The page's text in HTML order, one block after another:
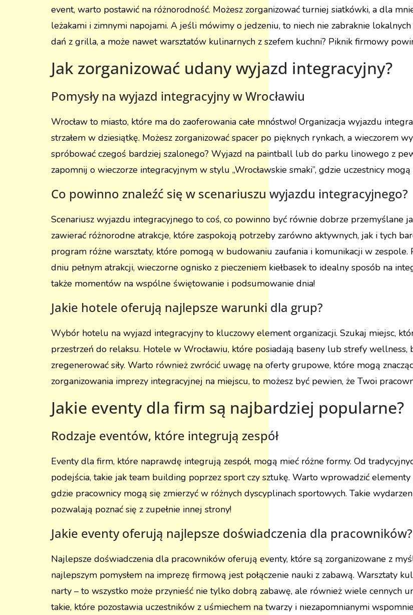
event, warto postawić na różnorodność. Możesz zorganizować turniej siatkówki, a dla
leżakami i zimnymi napojami. A jeśli mówimy o jedzeniu, to niech nie zabraknie
dań z grilla, a może nawet warsztatów kulinarnych z szefem kuchni? Piknik firmowy
Jak zorganizować udany wyjazd integracyjny?
Pomysły na wyjazd integracyjny w Wrocławiu
Wrocław to miasto, które ma do zaoferowania całe mnóstwo! Organizacja wyjazdu
strzałem w dziesiątkę. Możesz zorganizować spacer po pięknych rynkach, a wieczorem
spróbować czegoś bardziej szalonego? Wyjazd na paintball lub do parku linowego z
zapomnij o wieczorze integracyjnym w stylu „Wrocławskie smaki”, gdzie uczestnicy
Co powinno znaleźć się w scenariuszu wyjazdu integracyjnego?
Scenariusz wyjazdu integracyjnego to coś, co powinno być równie dobrze przemyślane
zawierać różnorodne atrakcje, które zaspokoją potrzeby zarówno aktywnych, jak i tych
program różne warsztaty, które pomogą w budowaniu zaufania i komunikacji w zespole.
dniu pełnym atrakcji, wieczorne ognisko z pieczeniem kiełbasek to idealny sposób na
także momentów na wspólne świętowanie i podsumowanie dnia!
Jakie hotele oferują najlepsze warunki dla grup?
Wybór hotelu na wyjazd integracyjny to kluczowy element organizacji. Szukaj miejsc,
przestrzeń do relaksu. Hotele w Wrocławiu, które posiadają baseny lub strefy
zregenerować siły. Warto również zwrócić uwagę na oferty grupowe, które mogą
zorganizowania imprezy integracyjnej na miejscu, to możesz być pewien, że Twoi
Jakie eventy dla firm są najbardziej popularne?
Rodzaje eventów, które integrują zespół
Eventy dla firm, które naprawdę integrują zespół, mogą mieć różne formy. Od
podejścia, takie jak team building poprzez sport czy sztukę. Warto wprowadzić
gdzie pracownicy mogą się zmierzyć w różnych dyscyplinach sportowych. Takie
pozwalają poznać się z zupełnie innej strony!
Jakie eventy oferują najlepsze doświadczenia dla pracowników?
Najlepsze doświadczenia dla pracowników oferują eventy, które są zorganizowane z
najlepszym pomysłem na imprezę firmową jest połączenie nauki z zabawą. Warsztaty
narty – to wszystko może przynieść nie tylko dobrą zabawę, ale również wiele cennych
takie, które pozostawia uczestników z uśmiechem na twarzy i niezapomnianymi